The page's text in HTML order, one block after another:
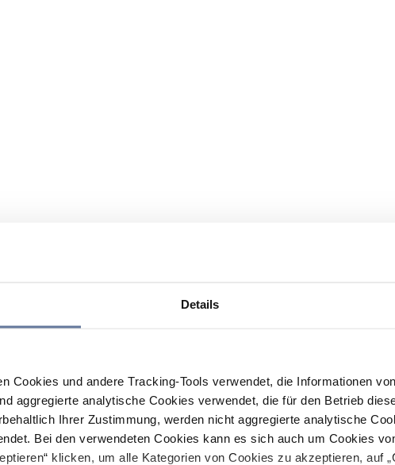
Details
Cookies und andere Tracking-Tools verwendet, die Informationen
aggregierte analytische Cookies verwendet, die für den Betrieb
Ihrer Zustimmung, werden nicht aggregierte analytische
Bei den verwendeten Cookies kann es sich auch um Cookies
klicken, um alle Kategorien von Cookies zu akzeptieren, auf